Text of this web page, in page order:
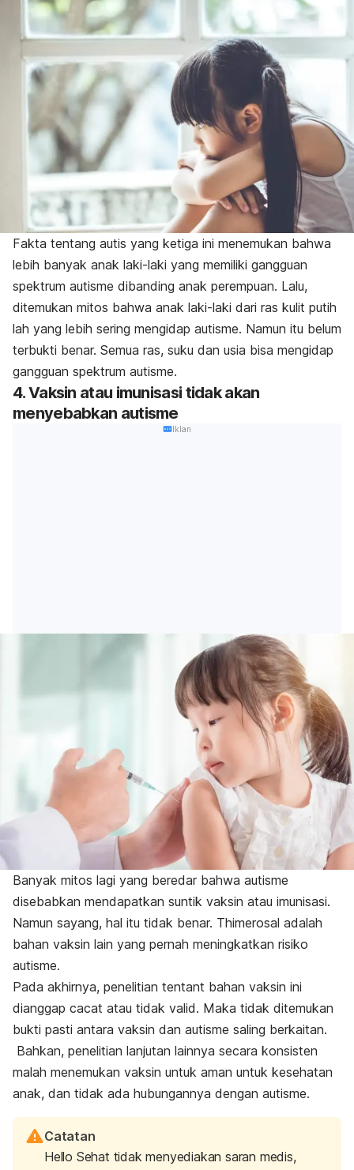
Fakta tentang autis yang ketiga ini menemukan bahwa
lebih banyak anak laki-laki yang memiliki gangguan
spektrum autisme dibanding anak perempuan. Lalu,
ditemukan mitos bahwa anak laki-laki dari ras kulit putih
lah yang lebih sering mengidap autisme. Namun itu belum
terbukti benar. Semua ras, suku dan usia bisa mengidap
gangguan spektrum autisme.
4. Vaksin atau imunisasi tidak akan
menyebabkan autisme
Iklan
Banyak mitos lagi yang beredar bahwa autisme
disebabkan mendapatkan suntik vaksin atau imunisasi.
Namun sayang, hal itu tidak benar. Thimerosal adalah
bahan vaksin lain yang pernah meningkatkan risiko
autisme.
Pada akhirnya, penelitian tentant bahan vaksin ini
dianggap cacat atau tidak valid. Maka tidak ditemukan
bukti pasti antara vaksin dan autisme saling berkaitan.
Bahkan, penelitian lanjutan lainnya secara konsisten
malah menemukan vaksin untuk aman untuk kesehatan
anak, dan tidak ada hubungannya dengan autisme.
Catatan
Hello Sehat tidak menyediakan saran medis,